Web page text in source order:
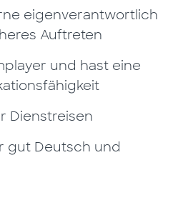
eigenverantwortlich
Auftreten
und hast eine
Dienstreisen
gut Deutsch und